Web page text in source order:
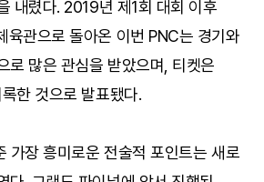
내렸다. 2019년 제1회 대회 이후
육관으로 돌아온 이번 PNC는 경기와
로 많은 관심을 받았으며, 티켓은
한 것으로 발표됐다.
가장 흥미로운 전술적 포인트는 새로